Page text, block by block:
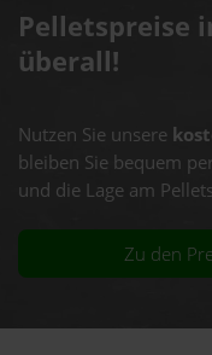
Pelletspreise
überall!
Nutzen Sie unsere
bleiben Sie bequem
und die Lage am
Zu den